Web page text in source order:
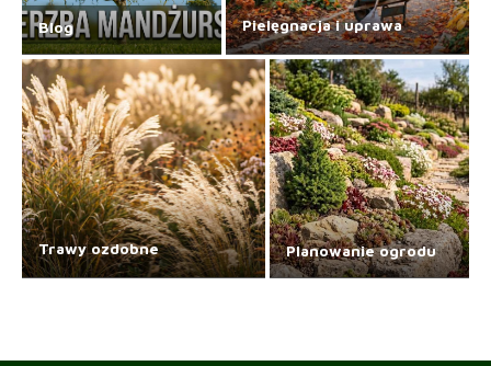
Blog Pielęgnacja i uprawa
Trawy ozdobne Planowanie ogrodu